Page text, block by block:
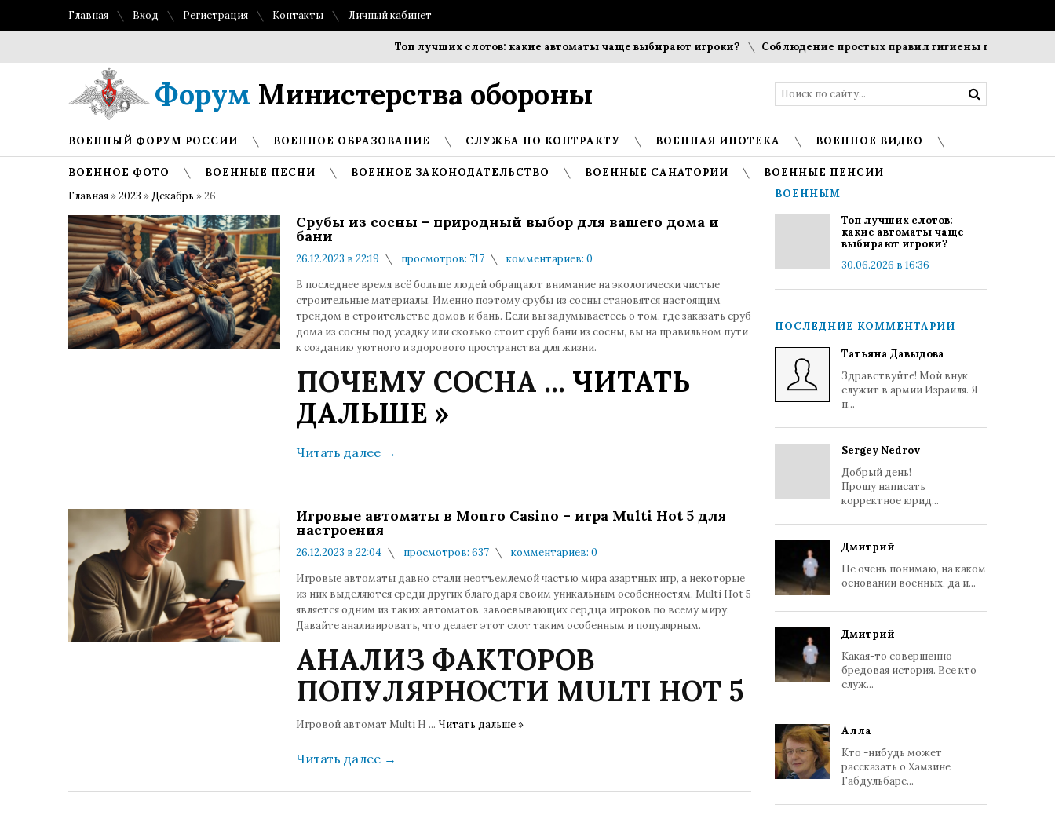
Главная Вход Регистрация Контакты Личный кабинет
Топ лучших слотов: какие автоматы чаще выбирают игроки? Соблюдение простых правил гигиены помогает
Форум Министерства обороны
ВОЕННЫЙ ФОРУМ РОССИИ ВОЕННОЕ ОБРАЗОВАНИЕ СЛУЖБА ПО КОНТРАКТУ ВОЕННАЯ ИПОТЕКА ВОЕННОЕ ВИДЕО
ВОЕННОЕ ФОТО ВОЕННЫЕ ПЕСНИ ВОЕННОЕ ЗАКОНОДАТЕЛЬСТВО ВОЕННЫЕ САНАТОРИИ
ВОЕННЫЕ ПЕНСИИ
Главная »2023 »Декабрь »26
Срубы из сосны – природный выбор для вашего дома и
бани
26.12.2023 в 22:19 просмотров: 717
комментариев: 0
В последнее время всё больше людей обращают внимание на экологически чистые
строительные материалы. Именно поэтому срубы из сосны становятся настоящим
трендом в строительстве домов и бань. Если вы задумываетесь о том, где заказать сруб
дома из сосны под усадку или сколько стоит сруб бани из сосны, вы на правильном пути
к созданию уютного и здорового пространства для жизни.
ПОЧЕМУ СОСНА ... ЧИТАТЬ
ДАЛЬШЕ »
Читать далее →
Игровые автоматы в Monro Casino – игра Multi Hot 5 для
настроения
26.12.2023 в 22:04 просмотров: 637
комментариев: 0
Игровые автоматы давно стали неотъемлемой частью мира азартных игр, а некоторые
из них выделяются среди других благодаря своим уникальным особенностям. Multi Hot 5
является одним из таких автоматов, завоевывающих сердца игроков по всему миру.
Давайте анализировать, что делает этот слот таким особенным и популярным.
АНАЛИЗ ФАКТОРОВ
ПОПУЛЯРНОСТИ MULTI HOT 5
Игровой автомат Multi H ... Читать дальше »
Читать далее →
ВОЕННЫМ
Топ лучших слотов:
какие автоматы чаще
выбирают игроки?
30.06.2026 в 16:36
ПОСЛЕДНИЕ КОММЕНТАРИИ
Татьяна Давыдова
Здравствуйте! Мой внук
служит в армии Израиля. Я
п...
Sergey Nedrov
Добрый день!
Прошу написать
корректное юрид...
Дмитрий
Не очень понимаю, на каком
основании военных, да и...
Дмитрий
Какая-то совершенно
бредовая история. Все кто
служ...
Алла
Кто -нибудь может
рассказать о Хамзине
Габдульбаре...